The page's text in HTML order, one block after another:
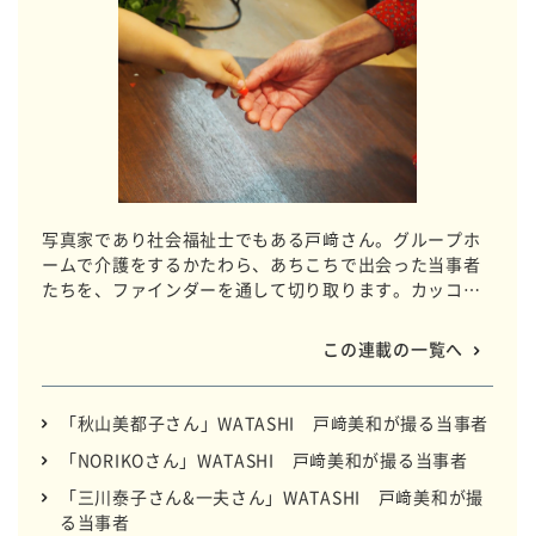
写真家であり社会福祉士でもある戸﨑さん。グループホ
ームで介護をするかたわら、あちこちで出会った当事者
たちを、ファインダーを通して切り取ります。カッコ書
ネーム」。言葉の端々に垣間見える人となりを、肌で感
じた戸﨑さんが綴ります。 ※ 当事者の年齢は撮影時です
この連載の一覧へ
「秋山美都子さん」WATASHI 戸﨑美和が撮る当事者
「NORIKOさん」WATASHI 戸﨑美和が撮る当事者
「三川泰子さん&一夫さん」WATASHI 戸﨑美和が撮
る当事者